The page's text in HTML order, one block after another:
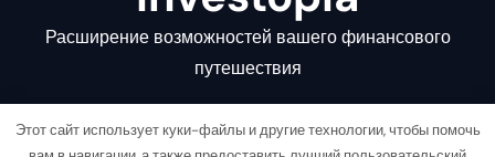
Расширение возможностей вашего финансового
путешествия
Этот сайт использует куки-файлы и другие технологии, чтобы помочь